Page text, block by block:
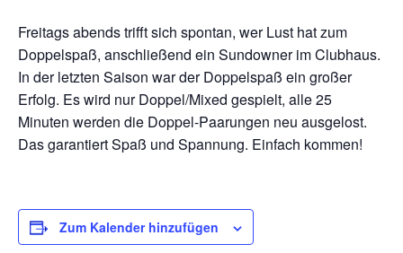
Freitags abends trifft sich spontan, wer Lust hat zum
Doppelspaß, anschließend ein Sundowner im Clubhaus.
In der letzten Saison war der Doppelspaß ein großer
Erfolg. Es wird nur Doppel/Mixed gespielt, alle 25
Minuten werden die Doppel-Paarungen neu ausgelost.
Das garantiert Spaß und Spannung. Einfach kommen!
Zum Kalender hinzufügen